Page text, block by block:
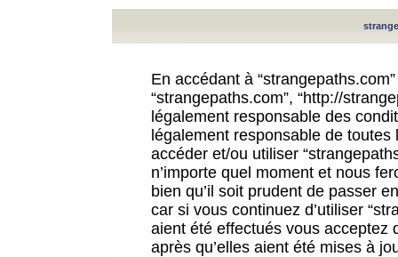
En accédant à
“strangepaths.com”, “http://
légalement responsable des
légalement responsable de
accéder et/ou utiliser
n’importe quel moment et nous
bien qu’il soit prudent de passer
car si vous continuez d’utiliser
aient été effectués vous acceptez
après qu’elles aient été mises à